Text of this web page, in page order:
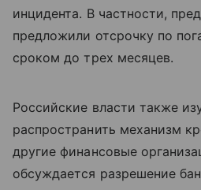
инцидента. В частности,
предложили отсрочку по
сроком до трех месяцев.
Российские власти также
распространить механизм
другие финансовые
обсуждается разрешение